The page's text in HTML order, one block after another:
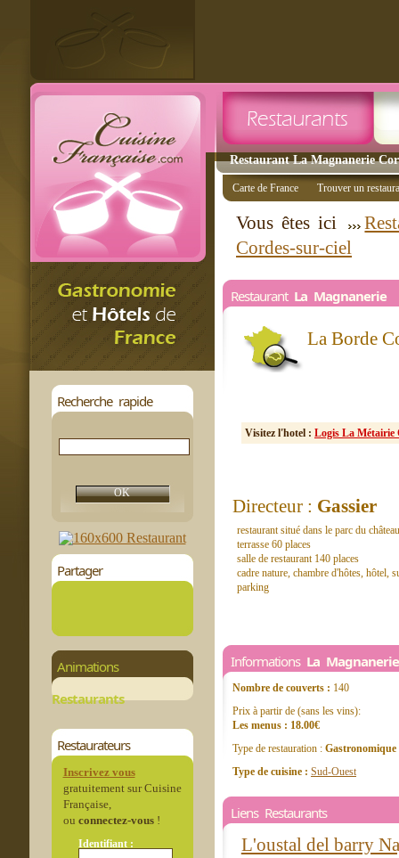
Restaurant La Magnanerie
Recherche rapide
Partager
Animations
Restaurants
Restaurateurs
Inscrivez vous
gratuitement sur Cuisine
Française,
ou connectez-vous!
Identifiant :
Carte de France Trouver un
Vous êtes ici
Cordes-sur-ciel
Restaurant La Magnanerie
La Borde
Visitez l'hotel : Logis La Métairie
Directeur : Gassier
restaurant situé dans le parc du château
terrasse 60 places
salle de restaurant 140 places
cadre nature, chambre d'hôtes, hôtel,
parking
Informations La Magnanerie
Nombre de couverts : 140
Prix à partir de (sans les vins):
Les menus : 18.00€
Type de restauration : Gastronomique
Type de cuisine : Sud-Ouest
Liens Restaurants
L'oustal del barry